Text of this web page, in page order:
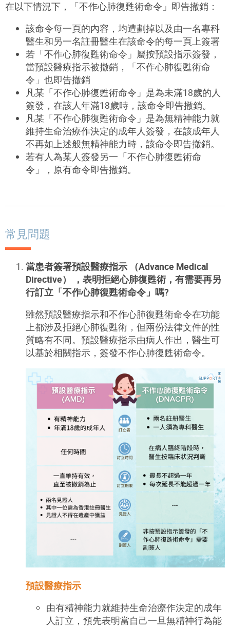
在以下情況下，「不作心肺復甦術命令」即告撤銷：
該命令每一頁的內容，均遭劃掉以及由一名專科
醫生和另一名註冊醫生在該命令的每一頁上簽署
若「不作心肺復甦術命令」屬按預設指示簽發，
當預設醫療指示被撤銷，「不作心肺復甦術命
令」也即告撤銷
凡某「不作心肺復甦術命令」是為未滿18歲的人
簽發，在該人年滿18歲時，該命令即告撤銷。
凡某「不作心肺復甦術命令」是為無精神能力就
維持生命治療作決定的成年人簽發，在該成年人
不再如上述般無精神能力時，該命令即告撤銷。
若有人為某人簽發另一「不作心肺復甦術命
令」，原有命令即告撤銷。
常見問題
當患者簽署預設醫療指示 （Advance Medical
Directive） ，表明拒絕心肺復甦術，有需要再另
行訂立「不作心肺復甦術命令」嗎?
雖然預設醫療指示和不作心肺復甦術命令在功能
上都涉及拒絕心肺復甦術，但兩份法律文件的性
質略有不同。預設醫療指示由病人作出，醫生可
以基於相關指示，簽發不作心肺復甦術命令。
預設醫療指示
由有精神能力就維持生命治療作決定的成年
人訂立，預先表明當自己一旦無精神行為能